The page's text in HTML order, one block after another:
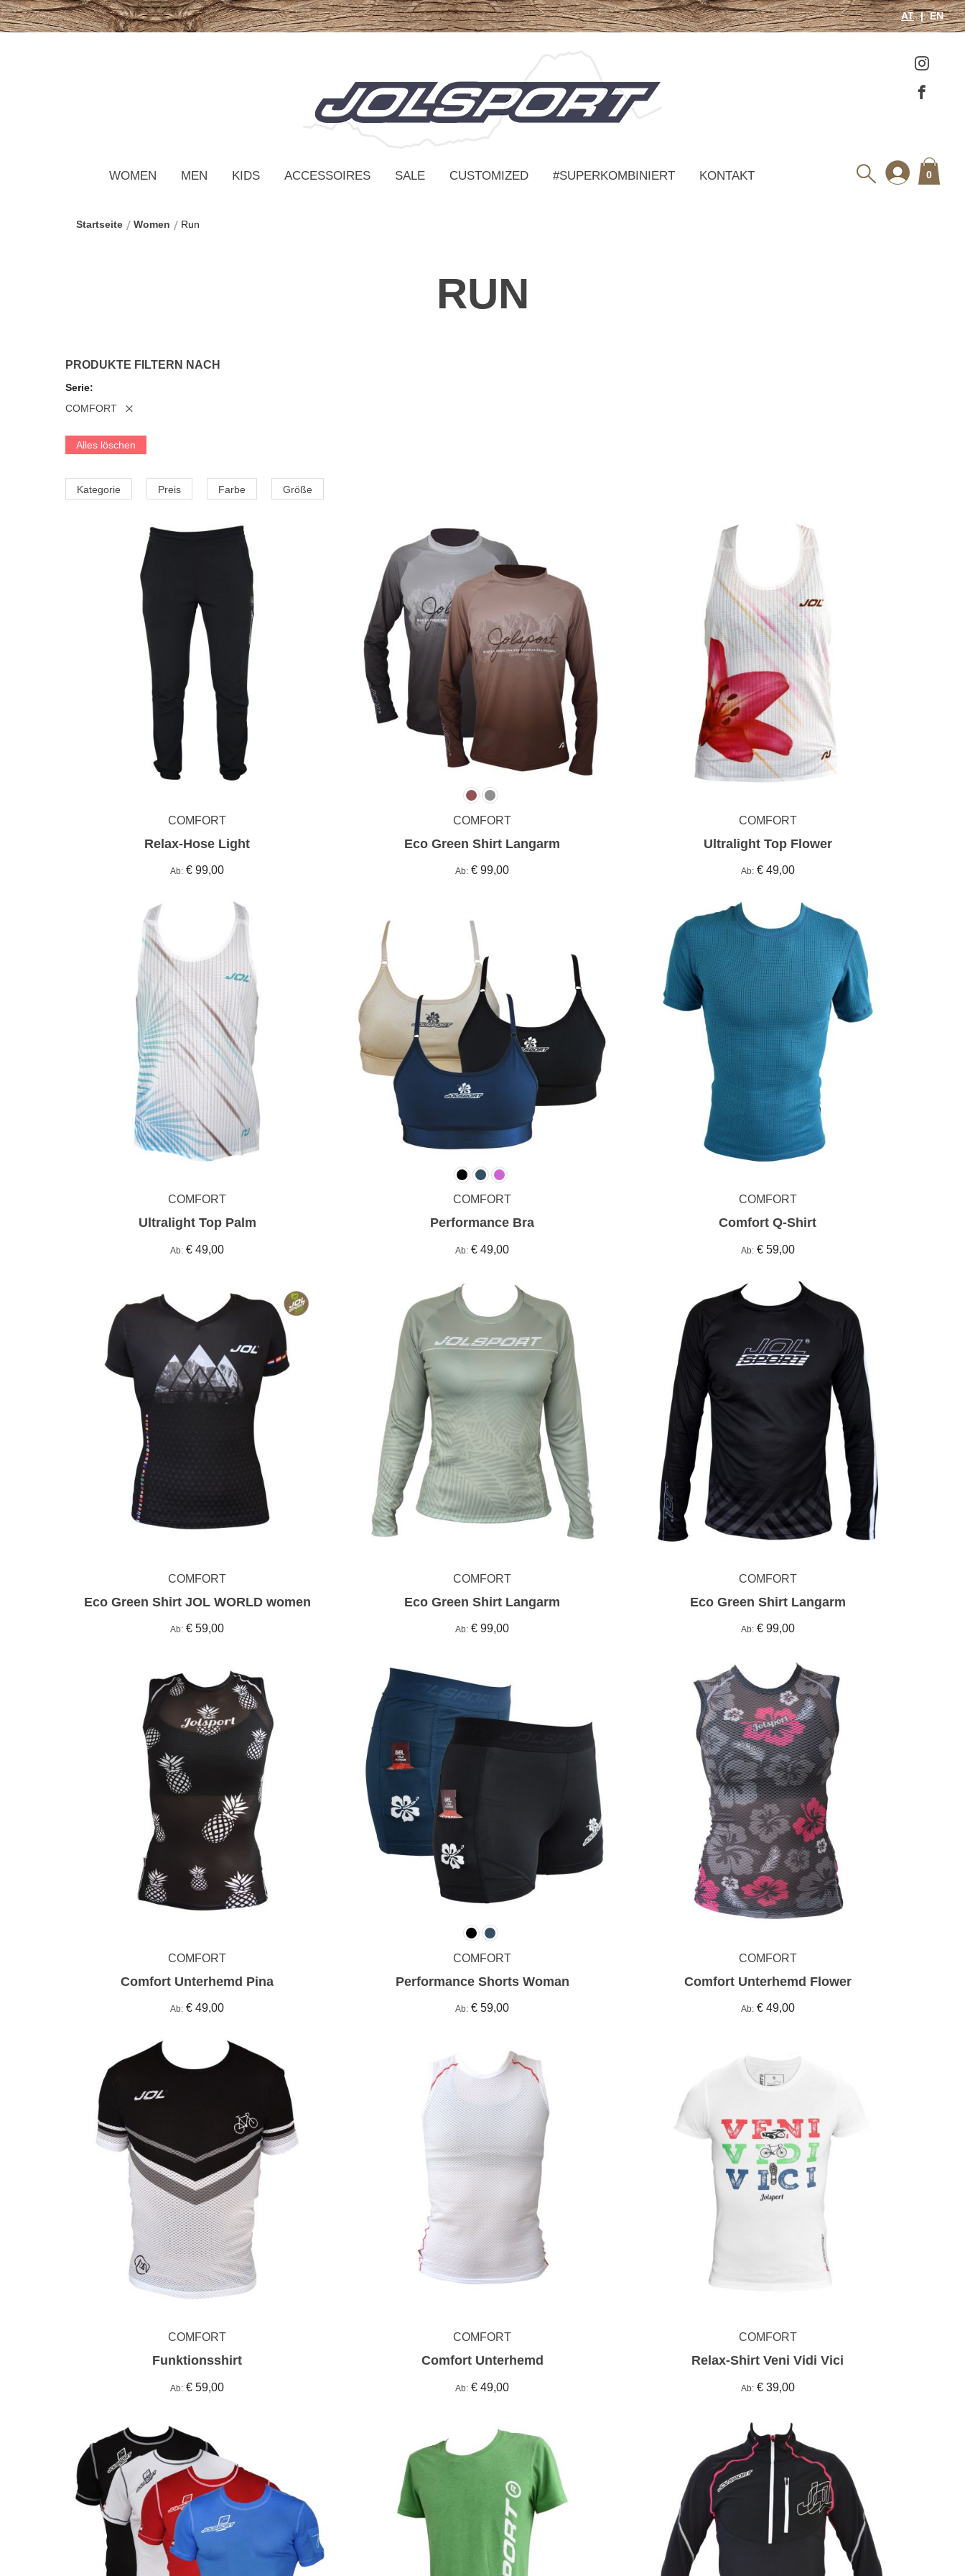
AT EN
WOMEN MEN KIDS ACCESSOIRES SALE CUSTOMIZED #SUPERKOMBINIERT KONTAKT 0
Startseite Women Run
RUN
PRODUKTE FILTERN NACH
Serie
COMFORT
Alles löschen
Kategorie Preis Farbe Größe
COMFORT
Relax-Hose Light
Ab € 99,00
COMFORT
Eco Green Shirt Langarm
Ab € 99,00
COMFORT
Ultralight Top Flower
Ab € 49,00
COMFORT
Ultralight Top Palm
Ab € 49,00
COMFORT
Performance Bra
Ab € 49,00
COMFORT
Comfort Q-Shirt
Ab € 59,00
COMFORT
Eco Green Shirt JOL WORLD women
Ab € 59,00
COMFORT
Eco Green Shirt Langarm
Ab € 99,00
COMFORT
Eco Green Shirt Langarm
Ab € 99,00
COMFORT
Comfort Unterhemd Pina
Ab € 49,00
COMFORT
Performance Shorts Woman
Ab € 59,00
COMFORT
Comfort Unterhemd Flower
Ab € 49,00
COMFORT
Funktionsshirt
Ab € 59,00
COMFORT
Comfort Unterhemd
Ab € 49,00
COMFORT
Relax-Shirt Veni Vidi Vici
Ab € 39,00